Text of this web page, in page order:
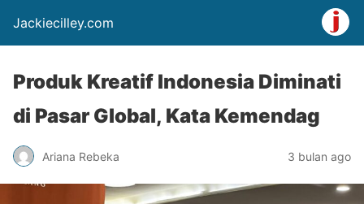
Jackiecilley.com
Produk Kreatif Indonesia Diminati
di Pasar Global, Kata Kemendag
Ariana Rebeka 3 bulan ago